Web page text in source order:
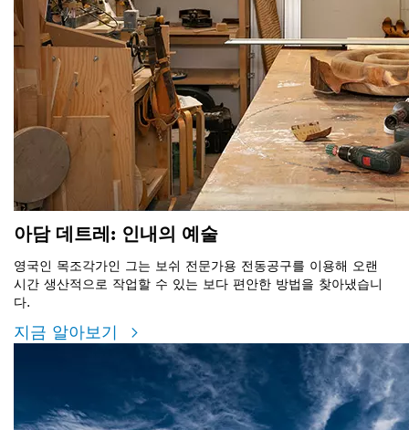
아담 데트레: 인내의 예술
영국인 목조각가인 그는 보쉬 전문가용 전동공구를 이용해 오랜
시간 생산적으로 작업할 수 있는 보다 편안한 방법을 찾아냈습니
다.
지금 알아보기